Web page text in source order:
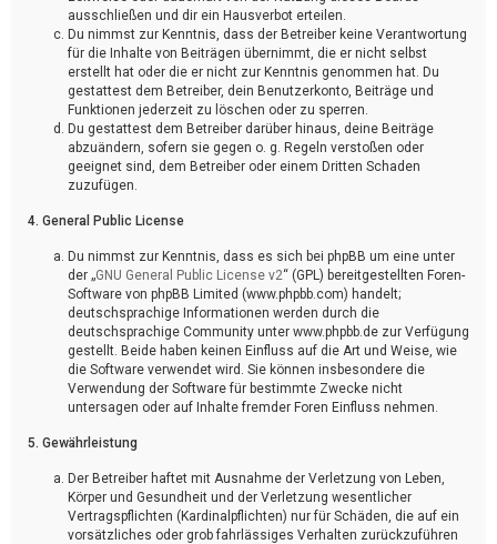
ausschließen und dir ein Hausverbot erteilen.
Du nimmst zur Kenntnis, dass der Betreiber keine Verantwortung
für die Inhalte von Beiträgen übernimmt, die er nicht selbst
erstellt hat oder die er nicht zur Kenntnis genommen hat. Du
gestattest dem Betreiber, dein Benutzerkonto, Beiträge und
Funktionen jederzeit zu löschen oder zu sperren.
Du gestattest dem Betreiber darüber hinaus, deine Beiträge
abzuändern, sofern sie gegen o. g. Regeln verstoßen oder
geeignet sind, dem Betreiber oder einem Dritten Schaden
zuzufügen.
4. General Public License
Du nimmst zur Kenntnis, dass es sich bei phpBB um eine unter
der „GNU General Public License v2“ (GPL) bereitgestellten Foren-
Software von phpBB Limited (www.phpbb.com) handelt;
deutschsprachige Informationen werden durch die
deutschsprachige Community unter www.phpbb.de zur Verfügung
gestellt. Beide haben keinen Einfluss auf die Art und Weise, wie
die Software verwendet wird. Sie können insbesondere die
Verwendung der Software für bestimmte Zwecke nicht
untersagen oder auf Inhalte fremder Foren Einfluss nehmen.
5. Gewährleistung
Der Betreiber haftet mit Ausnahme der Verletzung von Leben,
Körper und Gesundheit und der Verletzung wesentlicher
Vertragspflichten (Kardinalpflichten) nur für Schäden, die auf ein
vorsätzliches oder grob fahrlässiges Verhalten zurückzuführen